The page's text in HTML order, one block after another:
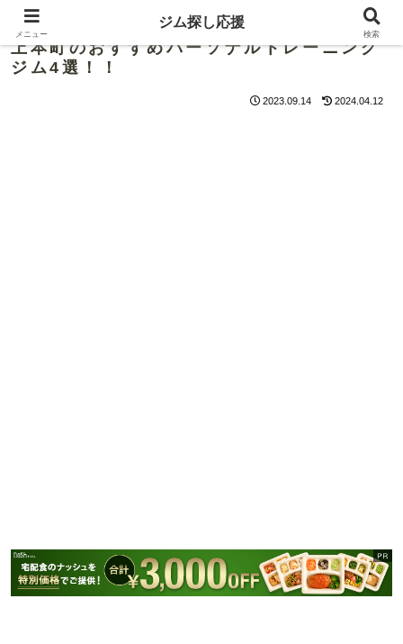
上本町のおすすめパーソナルトレーニング
ジム4選！！
2023.09.14 2024.04.12
メニュー
ジム探し応援
検索